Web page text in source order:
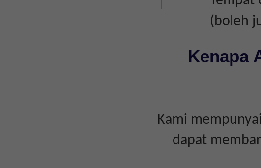
(boleh
Kenapa
Kami
dapat